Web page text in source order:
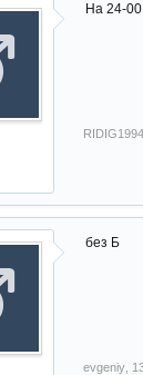
На 24-
RIDIG1994
без Б
evgeniy